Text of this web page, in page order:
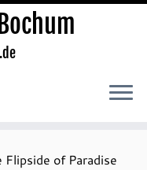
of Paradise